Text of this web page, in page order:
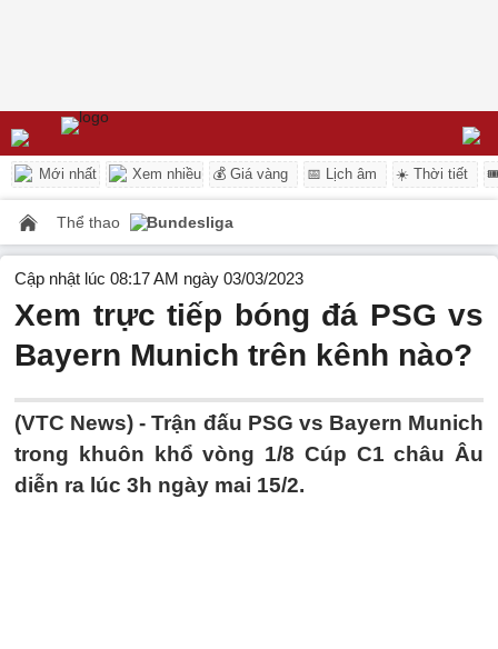
Mới nhất Xem nhiều 💰 Giá vàng 📅 Lịch âm ☀️ Thời tiết
Thể thao Bundesliga
Cập nhật lúc 08:17 AM ngày 03/03/2023
Xem trực tiếp bóng đá PSG vs
Bayern Munich trên kênh nào?
(VTC News) -Trận đấu PSG vs Bayern Munich
trong khuôn khổ vòng 1/8 Cúp C1 châu Âu
diễn ra lúc 3h ngày mai 15/2.